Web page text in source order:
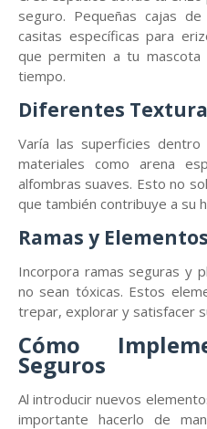
seguro. Pequeñas cajas
casitas específicas para
que permiten a tu mascota
tiempo.
Diferentes
Varía las superficies
materiales como arena
alfombras suaves. Esto no
que también contribuye a su
Ramas y
Incorpora ramas seguras y
no sean tóxicas. Estos
trepar, explorar y satisfacer
Cómo
Seguros
Al introducir nuevos
importante hacerlo de